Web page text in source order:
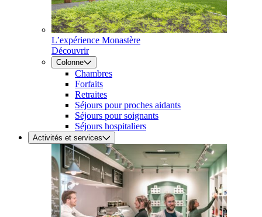
L’expérience Monastère
Découvrir
Colonne
Chambres
Forfaits
Retraites
Séjours pour proches aidants
Séjours pour soignants
Séjours hospitaliers
Activités et services